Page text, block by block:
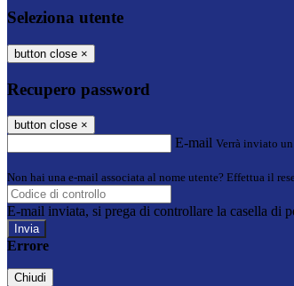
Seleziona utente
button close ×
Recupero password
button close ×
E-mail Verrà inviato
Non hai una e-mail associata al nome utente? Effettua il
E-mail inviata, si prega di controllare la casella di
Errore
Chiudi